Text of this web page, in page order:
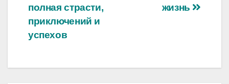
жизнь
полная страсти,
приключений и
успехов